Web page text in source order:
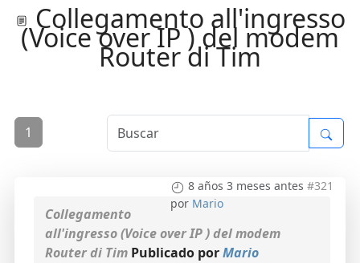
Collegamento all'ingresso
(Voice over IP ) del modem
Router di Tim
1
8 años 3 meses antes #321
por Mario
Collegamento
all'ingresso (Voice over IP ) del modem
Router di TimPublicado porMario